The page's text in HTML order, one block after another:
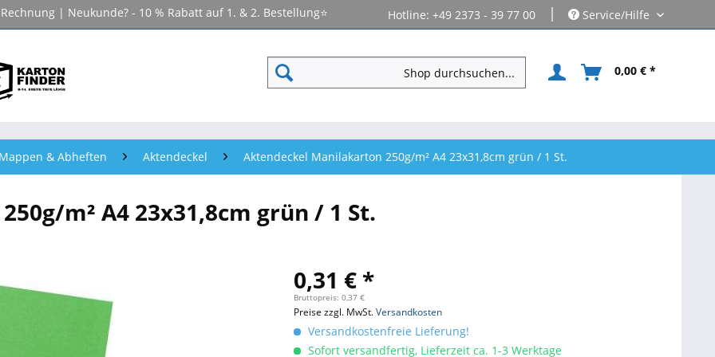
| Neukunde? - 10 % Rabatt auf 1. & 2. Bestellung⭐ Hotline: +49 2373 - 39 77 00 | Service/Hilfe
0,00 € *
& Abheften Aktendeckel Aktendeckel Manilakarton 250g/m² A4 23x31,8cm grün / 1 St.
m² A4 23x31,8cm grün / 1 St.
0,31 € *
Bruttopreis: 0,37 €
Preise zzgl. MwSt.Versandkosten
Versandkostenfreie Lieferung!
Sofort versandfertig, Lieferzeit ca. 1-3 Werktage